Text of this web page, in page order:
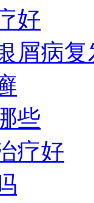
好
屑病复
些
疗好